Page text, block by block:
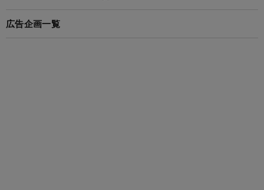
広告企画一覧